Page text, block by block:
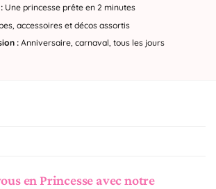
Une princesse prête en 2 minutes
accessoires et décos assortis
: Anniversaire, carnaval, tous les jours
en Princesse avec notre